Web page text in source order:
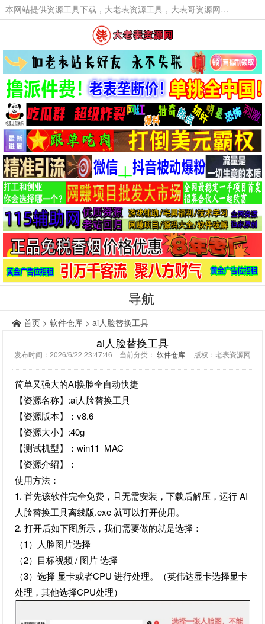
本网站提供资源工具下载，大老表资源工具，大表哥资源网软件工具，大老表资源下载，活动线报福利资源分享,活动线报，大型网游经典游戏，网络热门技术游戏辅助交流与分享。
导航
首页 > 软件仓库 > ai人脸替换工具
ai人脸替换工具
发布时间：2026/6/22 23:47:46 当前分类： 软件仓库 版权：老表资源网
简单又强大的AI换脸全自动快捷
【资源名称】:ai人脸替换工具
【资源版本】：v8.6
【资源大小】:40g
【测试机型】：win11 MAC
【资源介绍】：
使用方法：
1. 首先该软件完全免费，且无需安装，下载后解压，运行 AI
人脸替换工具离线版.exe 就可以打开使用。
2. 打开后如下图所示，我们需要做的就是选择：
（1）人脸图片选择
（2）目标视频 / 图片 选择
（3）选择 显卡或者CPU 进行处理。（英伟达显卡选择显卡
处理，其他选择CPU处理）